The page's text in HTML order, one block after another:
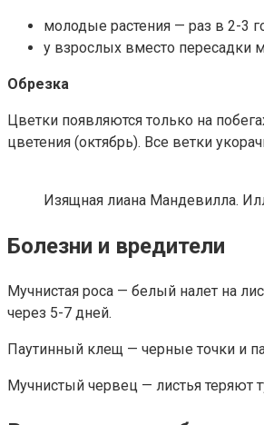
молодые растения — раз в 2-3
у взрослых вместо пересадки
Обрезка
Цветки появляются только на
цветения (октябрь). Все ветки
Изящная лиана Мандевилла.
Болезни и вредители
Мучнистая роса — белый налет на
через 5-7 дней.
Паутинный клещ — черные точки и
Мучнистый червец — листья теряют